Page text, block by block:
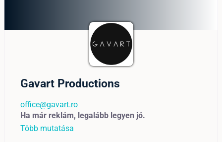
Gavart Productions
office@gavart.ro
Ha már reklám, legalább legyen jó.
Több mutatása